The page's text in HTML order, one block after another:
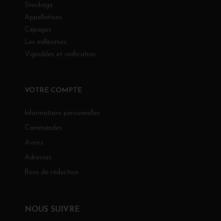
Stockage
Appellations
Cépages
Les millésimes
Vignobles et vinification
VOTRE COMPTE
Informations personnelles
Commandes
Avoirs
Adresses
Bons de réduction
NOUS SUIVRE